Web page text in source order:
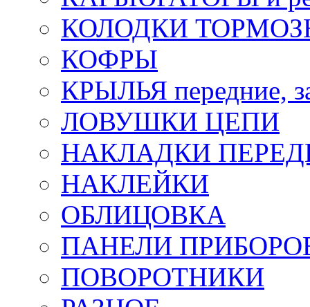
КОЛОДКИ
КОФРЫ
КРЫЛЬЯ передние,
ЛОВУШКИ ЦЕПИ
НАКЛАДКИ
НАКЛЕЙКИ
ОБЛИЦОВКА
ПАНЕЛИ
ПОВОРОТНИКИ